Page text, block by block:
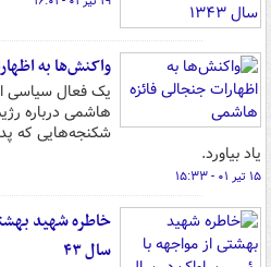
واکنش‌ها به
یک فعال سیاسی
هاشمی درباره
شکنجه‌هایی که
یاد بیاورد.
۱۵ تیر ۰۱ - ۱۵:۳۳
خاطره شهید
سال ۴۳